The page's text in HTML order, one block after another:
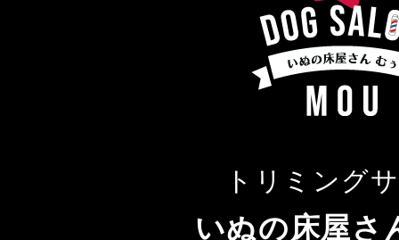
トリミング
いぬの床屋さ